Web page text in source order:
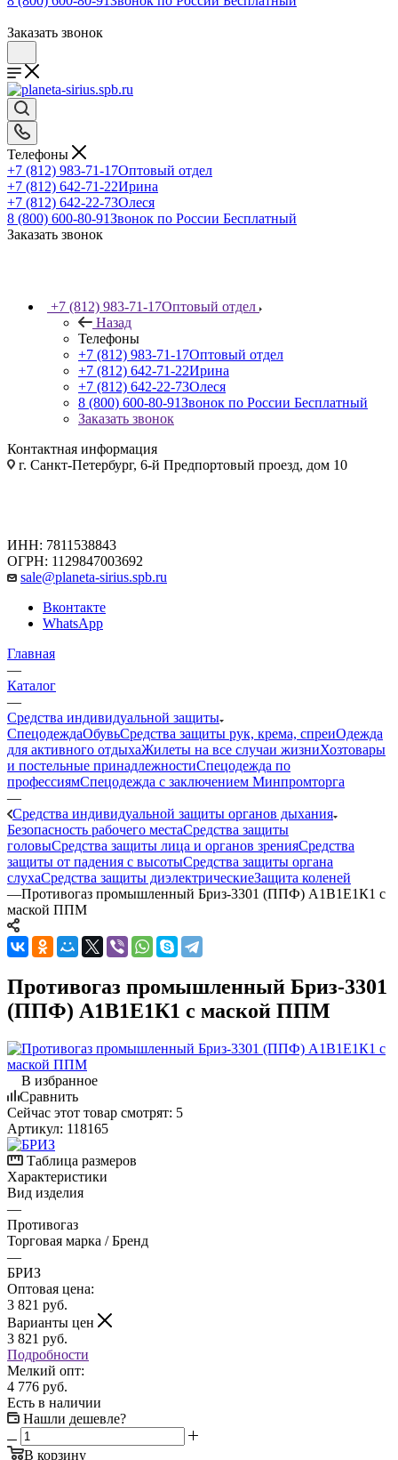
Заказать звонок
Телефоны
+7 (812) 983-71-17Оптовый отдел
+7 (812) 642-71-22Ирина
+7 (812) 642-22-73Олеся
8 (800) 600-80-91Звонок по России Бесплатный
Заказать звонок
+7 (812) 983-71-17Оптовый отдел
Назад
Телефоны
+7 (812) 983-71-17Оптовый отдел
+7 (812) 642-71-22Ирина
+7 (812) 642-22-73Олеся
8 (800) 600-80-91Звонок по России Бесплатный
Заказать звонок
Контактная информация
г. Санкт-Петербург, 6-й Предпортовый проезд, дом 10
ИНН: 7811538843
ОГРН: 1129847003692
sale@planeta-sirius.spb.ru
Вконтакте
WhatsApp
Главная
—
Каталог
—
Средства индивидуальной защиты
СпецодеждаОбувьСредства защиты рук, крема, спреиОдежда
для активного отдыхаЖилеты на все случаи жизниХозтовары
и постельные принадлежностиСпецодежда по
профессиямСпецодежда с заключением Минпромторга
—
Средства индивидуальной защиты органов дыхания
Безопасность рабочего местаСредства защиты
головыСредства защиты лица и органов зренияСредства
защиты от падения с высотыСредства защиты органа
слухаСредства защиты диэлектрическиеЗащита коленей
—Противогаз промышленный Бриз-3301 (ППФ) А1В1Е1К1 с
маской ППМ
Противогаз промышленный Бриз-3301
(ППФ) А1В1Е1К1 с маской ППМ
В избранное
Сравнить
Сейчас этот товар смотрят: 5
Артикул: 118165
Таблица размеров
Характеристики
Вид изделия
—
Противогаз
Торговая марка / Бренд
—
БРИЗ
Оптовая цена:
3 821 руб.
Варианты цен
3 821 руб.
Подробности
Мелкий опт:
4 776 руб.
Есть в наличии
Нашли дешевле?
В корзину